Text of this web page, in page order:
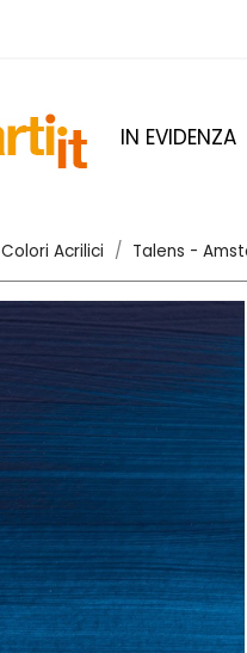
IN EVIDENZA
Colori Acrilici Talens -